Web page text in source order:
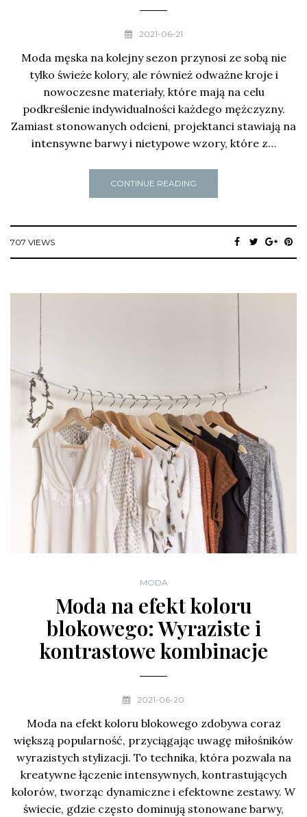
2021-06-21
Moda męska na kolejny sezon przynosi ze sobą nie
tylko świeże kolory, ale również odważne kroje i
nowoczesne materiały, które mają na celu
podkreślenie indywidualności każdego mężczyzny.
Zamiast stonowanych odcieni, projektanci stawiają na
intensywne barwy i nietypowe wzory, które z…
CONTINUE READING
707 VIEWS
MODA
Moda na efekt koloru
blokowego: Wyraziste i
kontrastowe kombinacje
2021-06-20
Moda na efekt koloru blokowego zdobywa coraz
większą popularność, przyciągając uwagę miłośników
wyrazistych stylizacji. To technika, która pozwala na
kreatywne łączenie intensywnych, kontrastujących
kolorów, tworząc dynamiczne i efektowne zestawy. W
świecie, gdzie często dominują stonowane barwy,